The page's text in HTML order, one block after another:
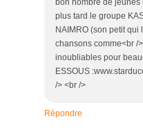
bon nombre de
plus tard le groupe
NAIMRO (son petit
chansons comme<br /
inoubliables pour
ESSOUS
/> <br />
Répondre